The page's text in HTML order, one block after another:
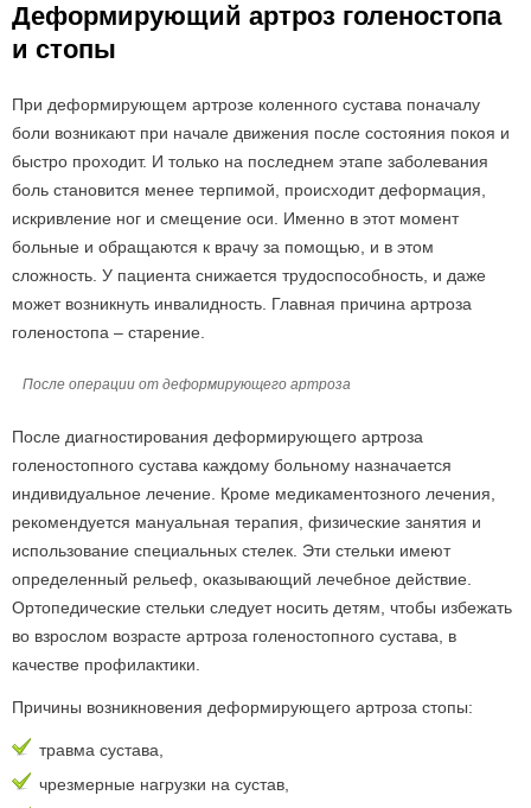
Деформирующий артроз голеностопа
и стопы
При деформирующем артрозе коленного сустава поначалу
боли возникают при начале движения после состояния покоя и
быстро проходит. И только на последнем этапе заболевания
боль становится менее терпимой, происходит деформация,
искривление ног и смещение оси. Именно в этот момент
больные и обращаются к врачу за помощью, и в этом
сложность. У пациента снижается трудоспособность, и даже
может возникнуть инвалидность. Главная причина артроза
голеностопа – старение.
После операции от деформирующего артроза
После диагностирования деформирующего артроза
голеностопного сустава каждому больному назначается
индивидуальное лечение. Кроме медикаментозного лечения,
рекомендуется мануальная терапия, физические занятия и
использование специальных стелек. Эти стельки имеют
определенный рельеф, оказывающий лечебное действие.
Ортопедические стельки следует носить детям, чтобы избежать
во взрослом возрасте артроза голеностопного сустава, в
качестве профилактики.
Причины возникновения деформирующего артроза стопы:
травма сустава,
чрезмерные нагрузки на сустав,